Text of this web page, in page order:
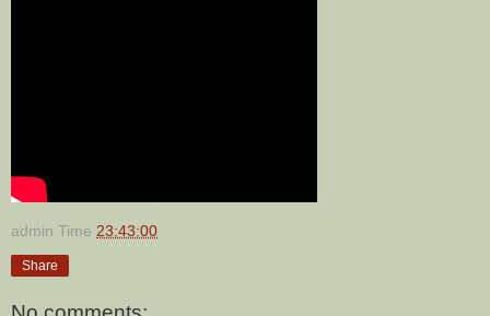
admin Time 23:43:00
Share